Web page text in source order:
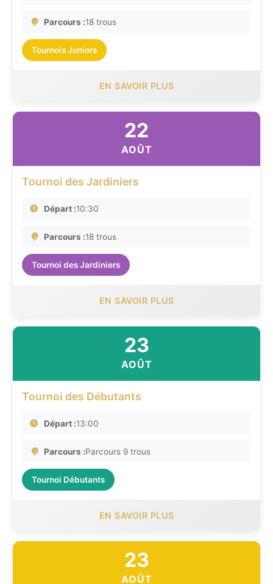
Parcours :18 trous
Tournois Juniors
EN SAVOIR PLUS
22
AOÛT
Tournoi des Jardiniers
Départ :10:30
Parcours :18 trous
Tournoi des Jardiniers
EN SAVOIR PLUS
23
AOÛT
Tournoi des Débutants
Départ :13:00
Parcours :Parcours 9 trous
Tournoi Débutants
EN SAVOIR PLUS
23
AOÛT